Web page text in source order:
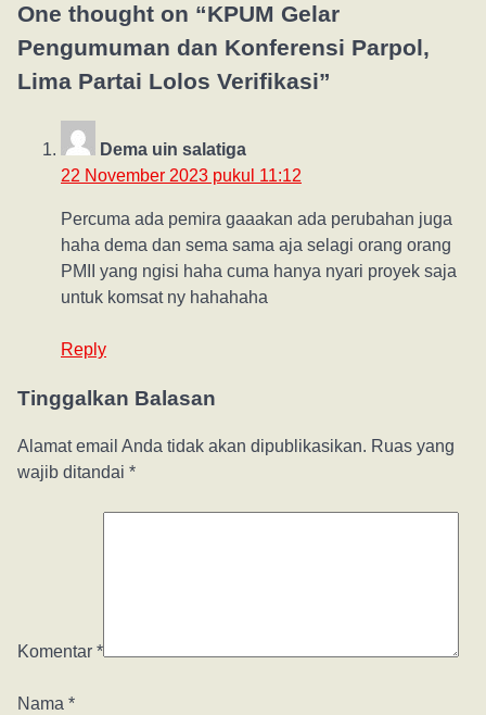
One thought on “KPUM Gelar
Pengumuman dan Konferensi Parpol,
Lima Partai Lolos Verifikasi”
Dema uin salatiga
22 November 2023 pukul 11:12
Percuma ada pemira gaaakan ada perubahan juga
haha dema dan sema sama aja selagi orang orang
PMII yang ngisi haha cuma hanya nyari proyek saja
untuk komsat ny hahahaha
Reply
Tinggalkan Balasan
Alamat email Anda tidak akan dipublikasikan. Ruas yang
wajib ditandai *
Komentar *
Nama *